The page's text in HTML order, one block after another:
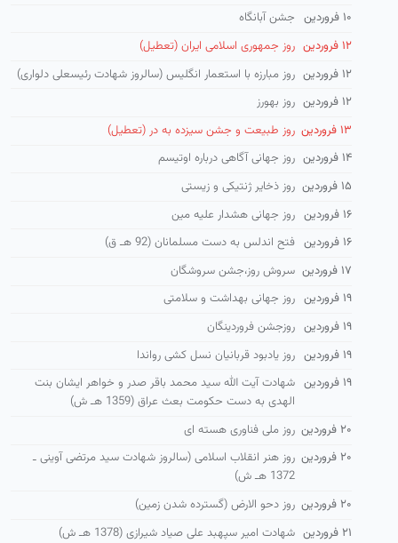
۱۰ فروردین
جشن آبانگاه
۱۲ فروردین
روز جمهوری اسلامی ایران (تعطیل)
۱۲ فروردین
روز مبارزه با استعمار انگلیس (سالروز شهادت رئیسعلی دلواری)
۱۲ فروردین
روز بهورز
۱۳ فروردین
روز طبیعت و جشن سیزده به در (تعطیل)
۱۴ فروردین
روز جهانی آگاهی درباره اوتیسم
۱۵ فروردین
روز ذخایر ژنتیكی و زیستی
۱۶ فروردین
روز جهانی هشدار علیه مین
۱۶ فروردین
فتح اندلس به دست مسلمانان (92 هـ ق)
۱۷ فروردین
سروش روز،جشن سروشگان
۱۹ فروردین
روز جهانی بهداشت و سلامتی
۱۹ فروردین
روزجشن فروردینگان
۱۹ فروردین
روز یادبود قربانیان نسل کشی رواندا
۱۹ فروردین
شهادت آیت الله سید محمد باقر صدر و خواهر ایشان بنت
الهدی به دست حكومت بعث عراق (1359 هـ ش)
۲۰ فروردین
روز ملی فناوری هسته ای
۲۰ فروردین
روز هنر انقلاب اسلامی (سالروز شهادت سید مرتضی آوینی ـ
1372 هـ ش)
۲۰ فروردین
روز دحو الارض (گسترده شدن زمین)
۲۱ فروردین
شهادت امیر سپهبد علی صیاد شیرازی (1378 هـ ش)